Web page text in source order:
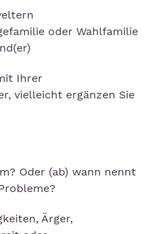
oder Wahlfamilie
Ihrer
vielleicht ergänzen Sie
Oder (ab) wann nennt
Ärger,